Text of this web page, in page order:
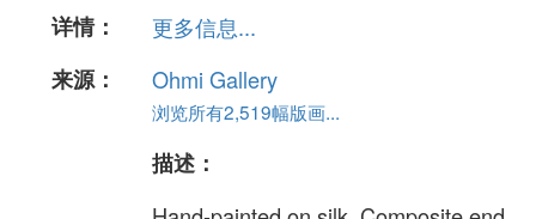
详情：
更多信息...
来源：
Ohmi Gallery
浏览所有2,519幅版画...
描述：